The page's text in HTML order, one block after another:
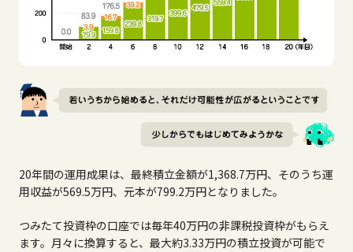
20年間の運用成果は、最終積立金額が1,368.7万円、そのうち運
用収益が569.5万円、元本が799.2万円となりました。
つみたて投資枠の口座では毎年40万円の非課税投資枠がもらえ
ます。月々に換算すると、最大約3.33万円の積立投資が可能で